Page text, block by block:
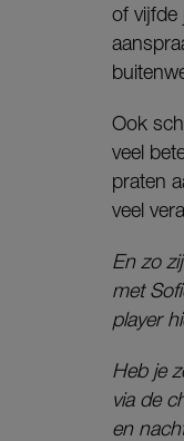
of vijfde
Ook
veel
praten
veel
En zo
met
player
Heb je
via de
en